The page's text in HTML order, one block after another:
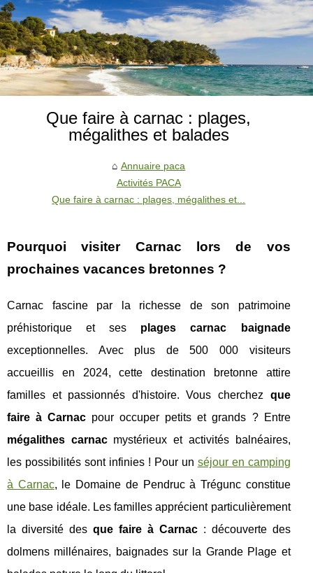
Que faire à carnac : plages,
mégalithes et balades
Annuaire paca
Activités PACA
Que faire à carnac : plages, mégalithes et...
Pourquoi visiter Carnac lors de vos
prochaines vacances bretonnes ?
Carnac fascine par la richesse de son patrimoine
préhistorique et ses plages carnac baignade
exceptionnelles. Avec plus de 500 000 visiteurs
accueillis en 2024, cette destination bretonne attire
familles et passionnés d'histoire. Vous cherchez que
faire à Carnac pour occuper petits et grands ? Entre
mégalithes carnacmystérieux et activités balnéaires,
les possibilités sont infinies ! Pour un séjour en camping
à Carnac, le Domaine de Pendruc à Trégunc constitue
une base idéale. Les familles apprécient particulièrement
la diversité des que faire à Carnac: découverte des
dolmens millénaires, baignades sur la Grande Plage et